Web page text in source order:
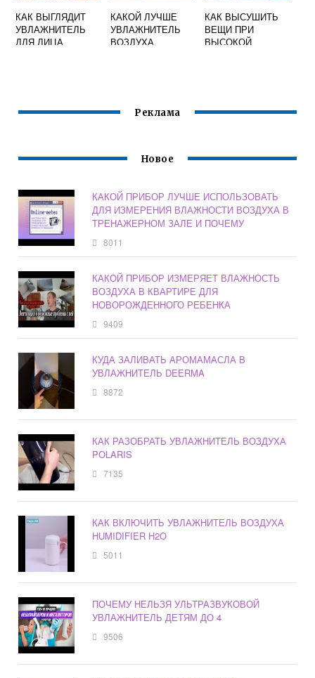
КАК ВЫГЛЯДИТ
УВЛАЖНИТЕЛЬ
ДЛЯ ЛИЦА
КАКОЙ ЛУЧШЕ
УВЛАЖНИТЕЛЬ
ВОЗДУХА
КАК ВЫСУШИТЬ
ВЕЩИ ПРИ
ВЫСОКОЙ
Реклама
Новое
КАКОЙ ПРИБОР ЛУЧШЕ ИСПОЛЬЗОВАТЬ
ДЛЯ ИЗМЕРЕНИЯ ВЛАЖНОСТИ ВОЗДУХА В
ТРЕНАЖЕРНОМ ЗАЛЕ И ПОЧЕМУ
8011
КАКОЙ ПРИБОР ИЗМЕРЯЕТ ВЛАЖНОСТЬ
ВОЗДУХА В КВАРТИРЕ ДЛЯ
НОВОРОЖДЕННОГО РЕБЕНКА
9409
КУДА ЗАЛИВАТЬ АРОМАМАСЛА В
УВЛАЖНИТЕЛЬ DEERMA
8872
КАК РАЗОБРАТЬ УВЛАЖНИТЕЛЬ ВОЗДУХА
POLARIS
7135
КАК ВКЛЮЧИТЬ УВЛАЖНИТЕЛЬ ВОЗДУХА
HUMIDIFIER H2O
5011
ПОЧЕМУ НЕЛЬЗЯ УЛЬТРАЗВУКОВОЙ
УВЛАЖНИТЕЛЬ ДЕТЯМ ДО 4
9506